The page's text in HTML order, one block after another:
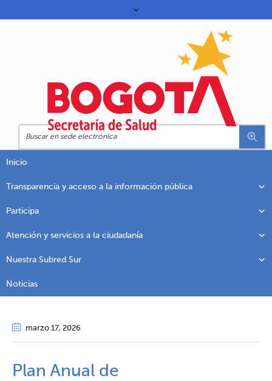
Inicio
Transparencia y acceso a la información pública
Participa
Atención y servicios a la ciudadanía
Nuestra Subred Sur
Noticias
marzo 17, 2026
Plan Anual de